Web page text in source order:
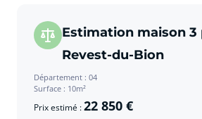
Estimation maison 3
Revest-du-Bion
Département : 04
Surface : 10m²
Prix estimé :22 850 €